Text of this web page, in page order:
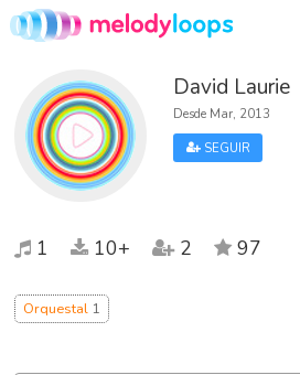
David Laurie
Desde Mar, 2013
SEGUIR
1 10+ 2 97
Orquestal 1